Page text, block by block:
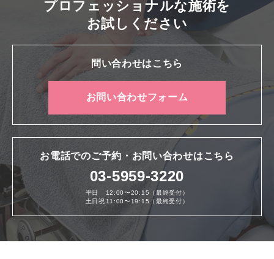
プロフェッショナルな施術を
お試しください
問い合わせはこちら
お問い合わせフォーム
お電話でのご予約・お問い合わせはこちら
03-5959-3220
平日
12:00〜20:15（最終受付）
土日祝 11:00〜19:15（最終受付）